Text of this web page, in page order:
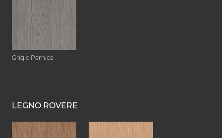
Grigio Pernice
LEGNO ROVERE